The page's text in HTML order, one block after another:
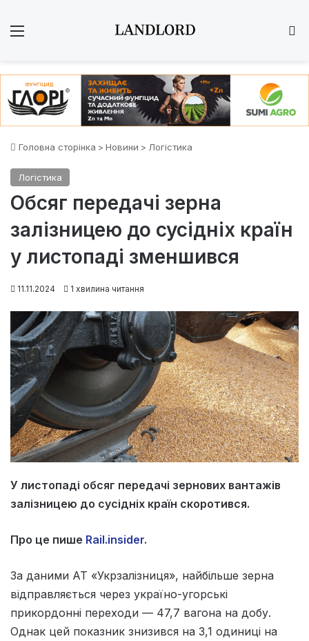
Головна сторінка > Новини > Логістика
Логістика
Обсяг передачі зерна
залізницею до сусідніх країн
у листопаді зменшився
11.11.2024 1 хвилина читання
У листопаді обсяг передачі зернових вантажів
залізницею до сусідніх країн скоротився.
Про це пише Rail.insider.
За даними АТ «Укрзалізниця», найбільше зерна
відправляється через україно-угорські
прикордонні переходи — 47,7 вагона на добу.
Однак цей показник знизився на 3,1 одиниці на